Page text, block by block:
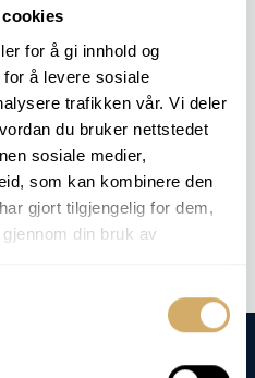
for å gi innhold og
å levere sosiale
trafikken vår. Vi deler
du bruker nettstedet
sosiale medier,
som kan kombinere den
gjort tilgjengelig for dem,
din bruk av